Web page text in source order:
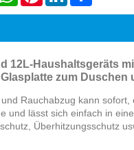
12L-Haushaltsgeräts
zum Duschen
Rauchabzug kann sofort,
und lässt sich einfach in
Überhitzungsschutz